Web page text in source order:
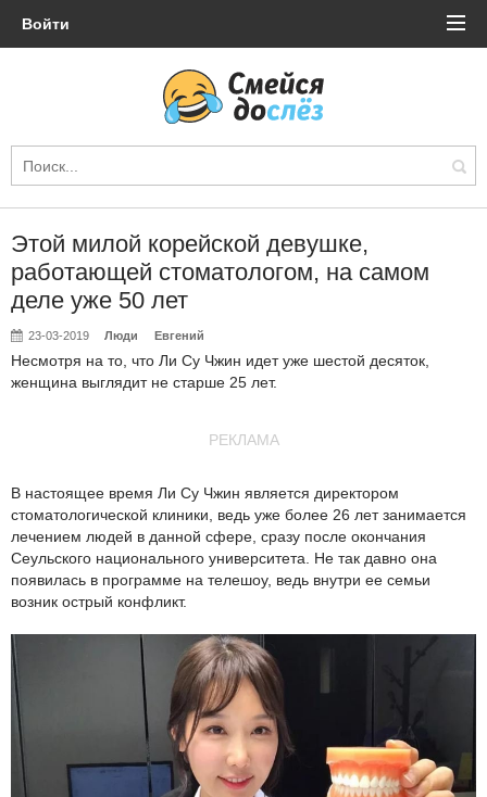
Войти
Этой милой корейской девушке,
работающей стоматологом, на самом
деле уже 50 лет
23-03-2019 Люди Евгений
Несмотря на то, что Ли Су Чжин идет уже шестой десяток,
женщина выглядит не старше 25 лет.
РЕКЛАМА
В настоящее время Ли Су Чжин является директором
стоматологической клиники, ведь уже более 26 лет занимается
лечением людей в данной сфере, сразу после окончания
Сеульского национального университета. Не так давно она
появилась в программе на телешоу, ведь внутри ее семьи
возник острый конфликт.